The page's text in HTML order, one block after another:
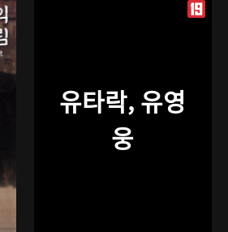
유타락, 유영
웅